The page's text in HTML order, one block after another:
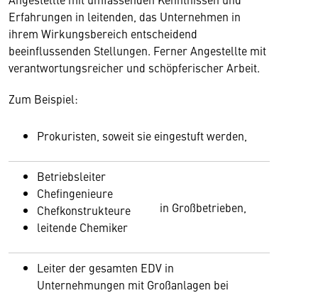
Erfahrungen in leitenden, das Unternehmen in
ihrem Wirkungsbereich entscheidend
beeinflussenden Stellungen. Ferner Angestellte mit
verantwortungsreicher und schöpferischer Arbeit.
Zum Beispiel:
Prokuristen, soweit sie eingestuft werden,
Betriebsleiter
Chefingenieure
Chefkonstrukteure
leitende Chemiker
in Großbetrieben,
Leiter der gesamten EDV in
Unternehmungen mit Großanlagen bei